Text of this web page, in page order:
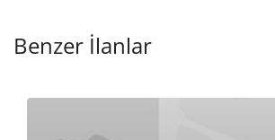
Benzer İlanlar